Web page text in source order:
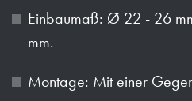
Einbaumaß: Ø 22 - 26
mm.
Montage: Mit einer